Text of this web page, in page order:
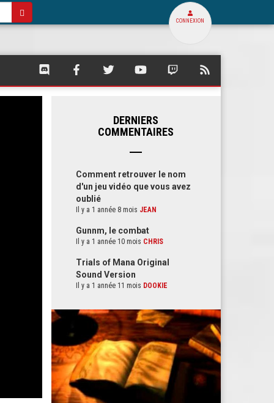
CONNEXION
SQUARE
SQUARE SQUARE SQUARE SQUARE
DERNIERS
COMMENTAIRES
Comment retrouver le nom
d'un jeu vidéo que vous avez
oublié
Il y a 1 année 8 mois JEAN
Gunnm, le combat
Il y a 1 année 10 mois CHRIS
Trials of Mana Original
Sound Version
Il y a 1 année 11 mois DOOKIE